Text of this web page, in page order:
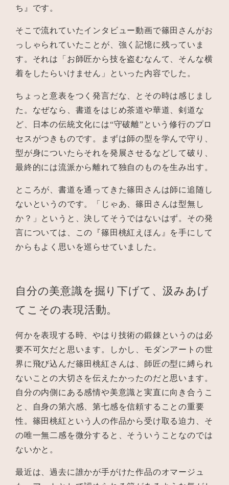
ち』です。
そこで流れていたインタビュー動画で篠田さんがお
っしゃられていたことが、強く記憶に残っていま
す。それは「お師匠から技を盗むなんて、そんな横
着をしたらいけません」といった内容でした。
ちょっと意表をつく発言だな、とその時は感じまし
た。なぜなら、書道をはじめ茶道や華道、剣道な
ど、日本の伝統文化には“守破離”という修行のプロ
セスがつきものです。まずは師の型を学んで守り、
型が身についたらそれを発展させるなどして破り、
最終的には流派から離れて独自のものを生み出す。
ところが、書道を通ってきた篠田さんは師に追随し
ないというのです。「じゃあ、篠田さんは型無し
か？」というと、決してそうではないはず。その発
言については、この『篠田桃紅えほん』を手にして
からもよく思いを巡らせていました。
自分の美意識を掘り下げて、汲みあげ
てこその表現活動。
何かを表現する時、やはり技術の鍛錬というのは必
要不可欠だと思います。しかし、モダンアートの世
界に飛び込んだ篠田桃紅さんは、師匠の型に縛られ
ないことの大切さを伝えたかったのだと思います。
自分の内側にある感情や美意識と実直に向き合うこ
と、自身の第六感、第七感を信頼することの重要
性。篠田桃紅という人の作品から受け取る迫力、そ
の唯一無二感を微分すると、そういうことなのでは
ないかと。
最近は、過去に誰かが手がけた作品のオマージュ